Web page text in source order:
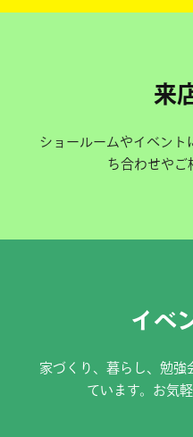
来
ショールームやイベント
ち合わせやご
イベ
家づくり、暮らし、勉強
ています。お気